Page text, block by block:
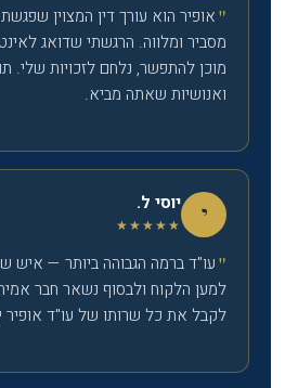
אופיר הוא עורך דין המצוין
מסביר ומלווה. הרגשתי שדואג
מוכן להתפשר, נלחם לזכויות שלי.
ואנושיות שאתה מביא.
י יוסי ל.
★★★★★
עו"ד ברמה הגבוהה ביותר — איש
למען הלקוח ולבסוף נשאר חבר
לקבל את כל שרותו של עו"ד אופיר